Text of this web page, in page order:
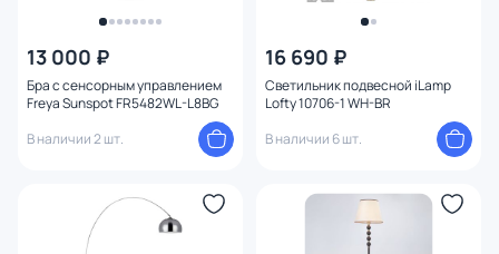
13 000 ₽
Бра с сенсорным управлением
Freya Sunspot FR5482WL-L8BG
В наличии 2 шт.
16 690 ₽
Светильник подвесной iLamp
Lofty 10706-1 WH-BR
В наличии 6 шт.